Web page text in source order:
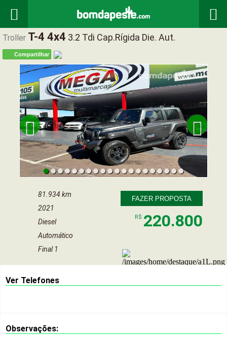
 
Troller T-4 4x4 3.2 Tdi Cap.rígida Die. Aut.
Compartilhar
 
81.934 km
2021
Diesel
Automático
Final 1
FAZER PROPOSTA
R$ 220.800
Ver Telefones
Observações: